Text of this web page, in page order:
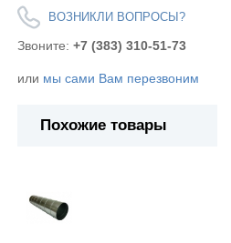
ВОЗНИКЛИ ВОПРОСЫ?
Звоните: +7 (383) 310-51-73
или мы сами Вам перезвоним
Похожие товары